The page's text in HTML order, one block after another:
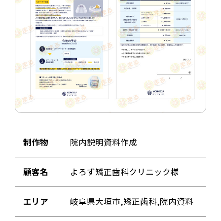
制作物 院内説明資料作成
顧客名 よろず矯正歯科クリニック様
エリア 岐阜県大垣市,矯正歯科,院内資料